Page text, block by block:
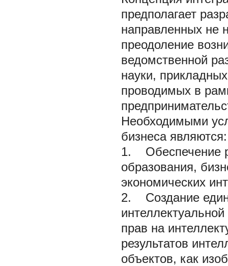
предполагает
направленных не
преодоление
ведомственной
науки,
проводимых в
Необходимыми
бизнеса являются:
1. Обеспечение
образования,
экономических
2. Создание
прав на
результатов
объектов, как